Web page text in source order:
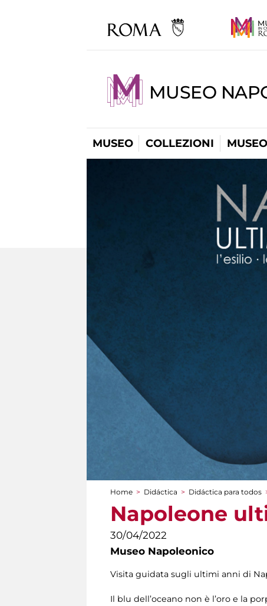
MUSEO
MUSEO COLLEZIONI
You are here
Home > Didáctica > Didáctica para todos
Napoleone
30/04/2022
Museo Napoleonico
Visita guidata sugli ultimi anni di
Il blu dell’oceano non è l’oro e la